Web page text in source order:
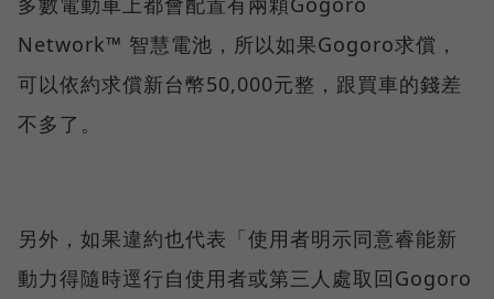
Network™ 智慧電池，所以如果Gogoro求償，
可以依約求償新台幣50,000元整，跟買車的錢差
不多了。
另外，如果違約也代表「使用者明示同意睿能新
動力得隨時逕行自使用者或第三人處取回Gogoro